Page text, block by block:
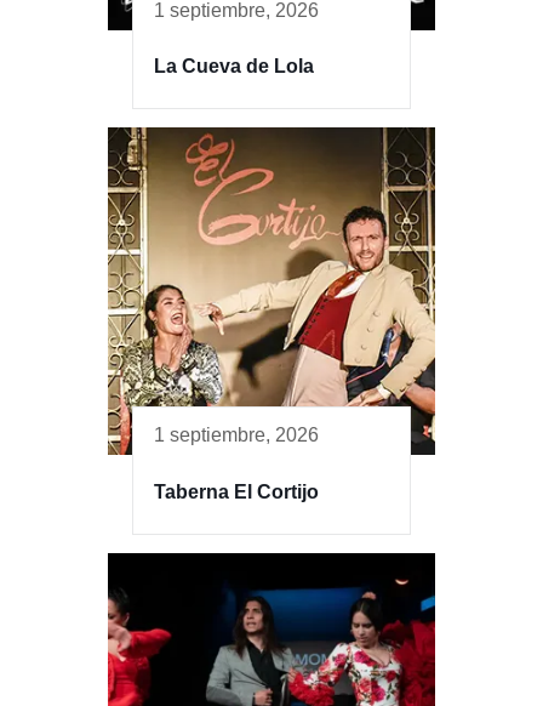
1 septiembre, 2026
La Cueva de Lola
1 septiembre, 2026
Taberna El Cortijo